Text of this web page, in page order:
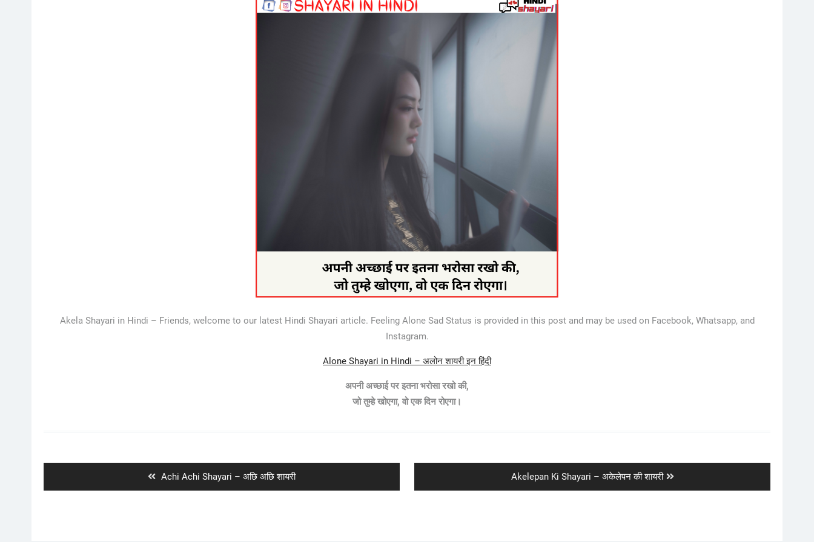
Akela Shayari in Hindi – Friends, welcome to our latest Hindi Shayari article. Feeling Alone Sad Status is provided in this post and may be used on Facebook, Whatsapp, and
Instagram.
Alone Shayari in Hindi – अलोन शायरी इन हिंदी
अपनी अच्छाई पर इतना भरोसा रखो की,
जो तुम्हे खोएगा, वो एक दिन रोएगा।
Previous
post:
Achi Achi Shayari – अछि अछि शायरी
Next
post:
Akelepan Ki Shayari – अकेलेपन की शायरी